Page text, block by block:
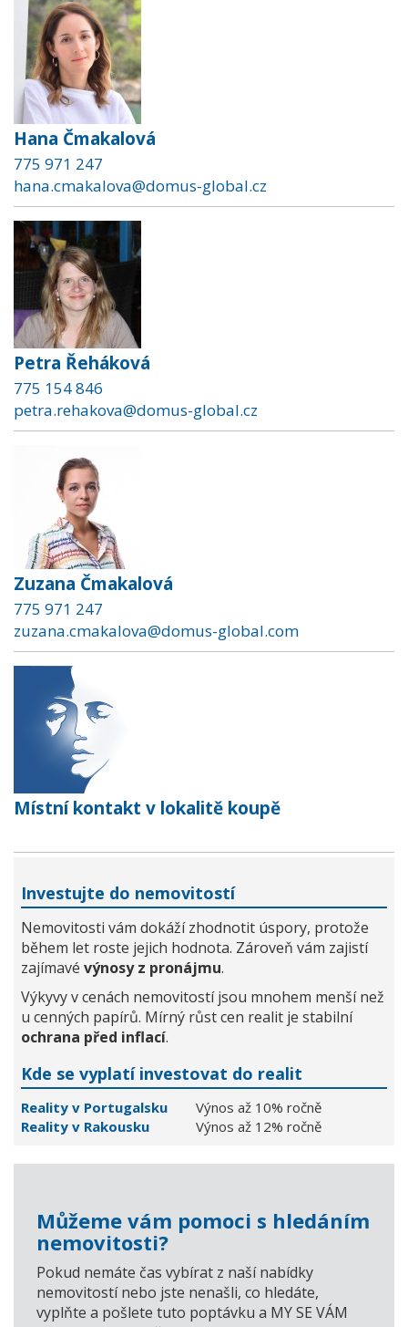
Hana Čmakalová
775 971 247
hana.cmakalova@domus-global.cz
Petra Řeháková
775 154 846
petra.rehakova@domus-global.cz
Zuzana Čmakalová
775 971 247
zuzana.cmakalova@domus-global.com
Místní kontakt v lokalitě koupě
Investujte do nemovitostí
Nemovitosti vám dokáží zhodnotit úspory, protože
během let roste jejich hodnota. Zároveň vám zajistí
zajímavé výnosy z pronájmu.
Výkyvy v cenách nemovitostí jsou mnohem menší než
u cenných papírů. Mírný růst cen realit je stabilní
ochrana před inflací.
Kde se vyplatí investovat do realit
Reality v Portugalsku
Výnos až 10% ročně
Reality v Rakousku
Výnos až 12% ročně
Můžeme vám pomoci s hledáním
nemovitosti?
Pokud nemáte čas vybírat z naší nabídky
nemovitostí nebo jste nenašli, co hledáte,
vyplňte a pošlete tuto poptávku a MY SE VÁM